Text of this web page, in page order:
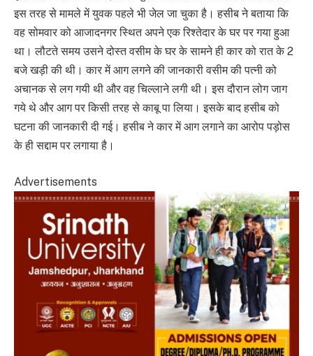
इस तरह से मामले में युवक पहले भी जेल जा चुका है। हसीब ने बताया कि
वह सोमवार को आजादनगर स्थित अपने एक रिश्तेदार के घर पर गया हुआ
था। लौटते समय उसने दोस्त वसीम के घर के सामने ही कार को रात के 2
बजे खड़ी की थी। कार में आग लगने की जानकारी वसीम की पत्नी को
अचानक से लग गयी थी और वह चिल्लाने लगी थी। इस दौरान लोग जाग
गये थे और आग पर किसी तरह से काबू पा लिया। इसके बाद हसीब को
घटना की जानकारी दी गई। हसीब ने कार में आग लगाने का आरोप पड़ोस
के ही सद्दाम पर लगाया है।
Advertisements